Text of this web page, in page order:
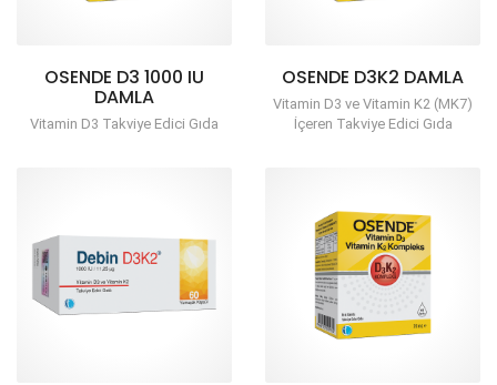
OSENDE D3 1000 IU
DAMLA
Vitamin D3 Takviye Edici Gıda
OSENDE D3K2 DAMLA
Vitamin D3 ve Vitamin K2 (MK7)
İçeren Takviye Edici Gıda